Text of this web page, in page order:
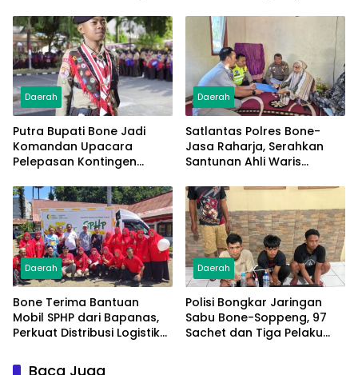
Manajemen
Daerah
Putra Bupati Bone Jadi
Komandan Upacara
Pelepasan Kontingen
Daerah
Satlantas Polres Bone-
Jasa Raharja, Serahkan
Santunan Ahli Waris
Rp50 Juta
Daerah
Bone Terima Bantuan
Mobil SPHP dari Bapanas,
Perkuat Distribusi Logistik
Daerah
Polisi Bongkar Jaringan
Sabu Bone-Soppeng, 97
Sachet dan Tiga Pelaku
Baca Juga